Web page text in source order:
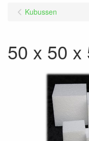
Kubussen
50 x 50 x